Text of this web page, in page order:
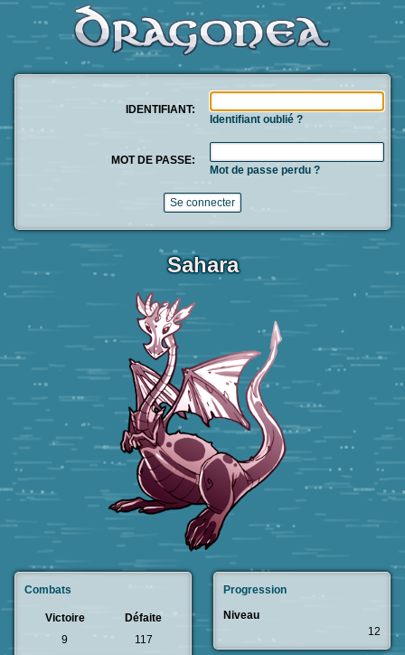
IDENTIFIANT:
Identifiant oublié ?
MOT DE PASSE:
Mot de passe perdu ?
Sahara
Combats
Victoire
Défaite
9
117
Progression
Niveau
12